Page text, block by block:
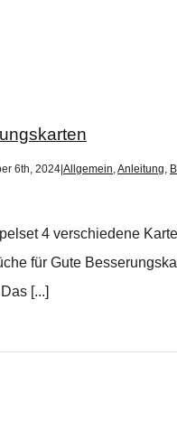
6th, 2024 Allgemein,Anleitung,
4 verschiedene
für Gute
[...]